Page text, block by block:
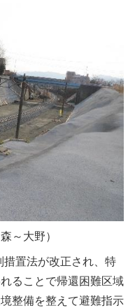
～大野）
措置法が改正され、特
ることで帰還困難区域
整備を整えて避難指示